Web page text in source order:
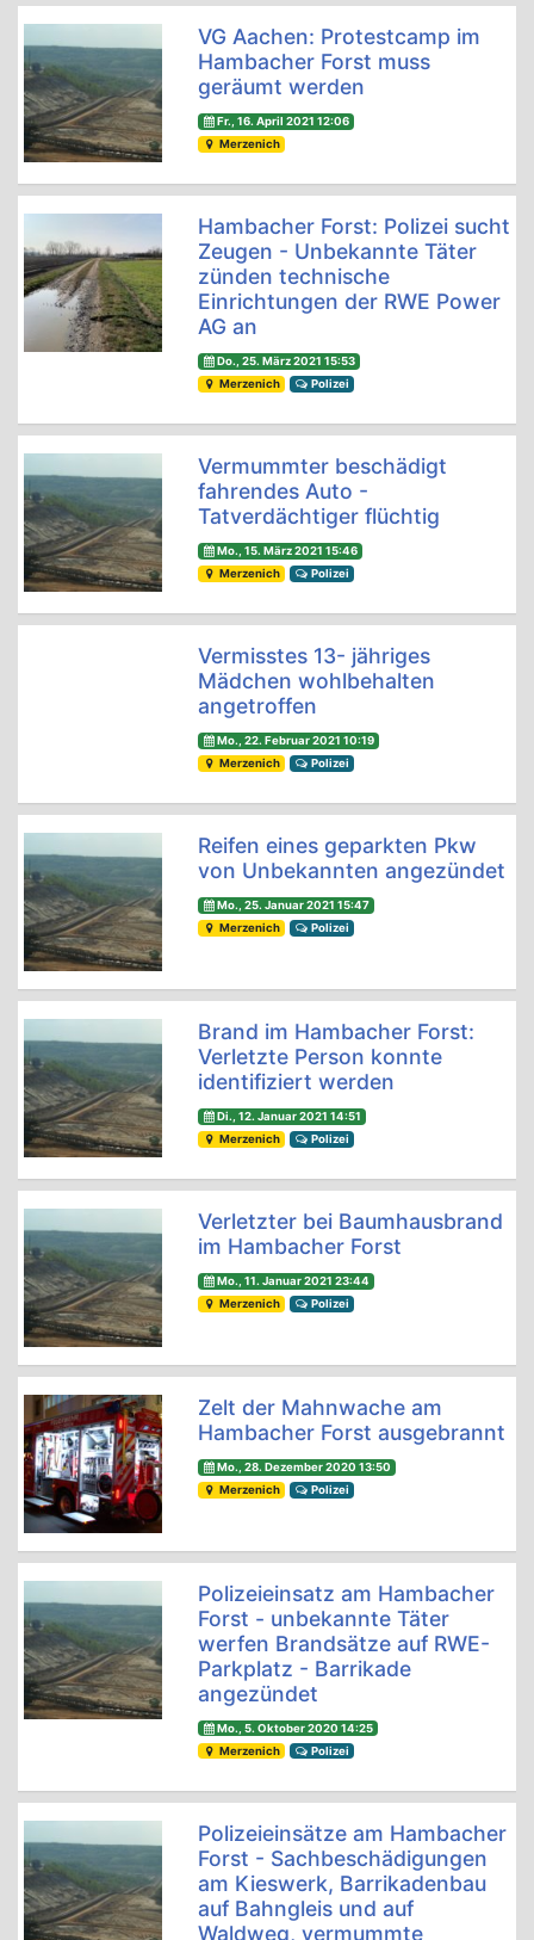
VG Aachen: Protestcamp im
Hambacher Forst muss
geräumt werden
Fr., 16. April 2021 12:06
Merzenich
Hambacher Forst: Polizei sucht
Zeugen - Unbekannte Täter
zünden technische
Einrichtungen der RWE Power
AG an
Do., 25. März 2021 15:53
Merzenich
Polizei
Vermummter beschädigt
fahrendes Auto -
Tatverdächtiger flüchtig
Mo., 15. März 2021 15:46
Merzenich
Polizei
Vermisstes 13- jähriges
Mädchen wohlbehalten
angetroffen
Mo., 22. Februar 2021 10:19
Merzenich
Polizei
Reifen eines geparkten Pkw
von Unbekannten angezündet
Mo., 25. Januar 2021 15:47
Merzenich
Polizei
Brand im Hambacher Forst:
Verletzte Person konnte
identifiziert werden
Di., 12. Januar 2021 14:51
Merzenich
Polizei
Verletzter bei Baumhausbrand
im Hambacher Forst
Mo., 11. Januar 2021 23:44
Merzenich
Polizei
Zelt der Mahnwache am
Hambacher Forst ausgebrannt
Mo., 28. Dezember 2020 13:50
Merzenich
Polizei
Polizeieinsatz am Hambacher
Forst - unbekannte Täter
werfen Brandsätze auf RWE-
Parkplatz - Barrikade
angezündet
Mo., 5. Oktober 2020 14:25
Merzenich
Polizei
Polizeieinsätze am Hambacher
Forst - Sachbeschädigungen
am Kieswerk, Barrikadenbau
auf Bahngleis und auf
Waldweg, vermummte